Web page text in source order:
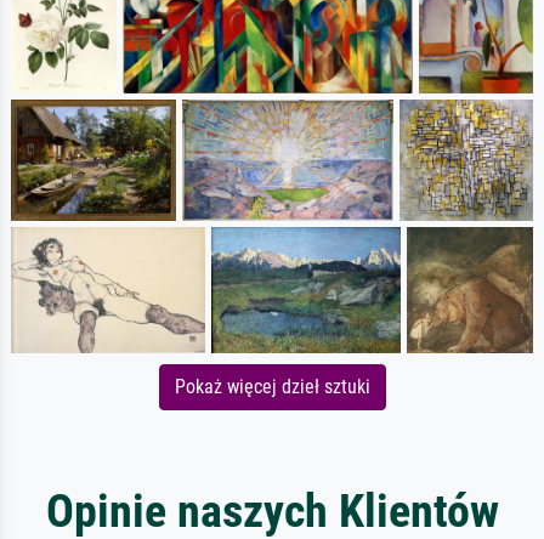
Pokaż więcej dzieł sztuki
Opinie naszych Klientów